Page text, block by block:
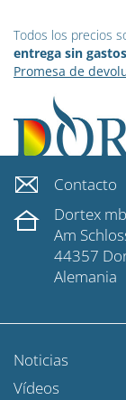
Todos los precios
entrega sin
Promesa de
Contacto
Dortex
Am
44357
Alemania
Noticias
Vídeos